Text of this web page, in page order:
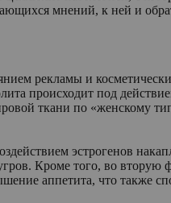
мнений, к ней и
рекламы и
происходит под
ткани по «женскому
эстрогенов
Кроме того, во вторую
аппетита, что также